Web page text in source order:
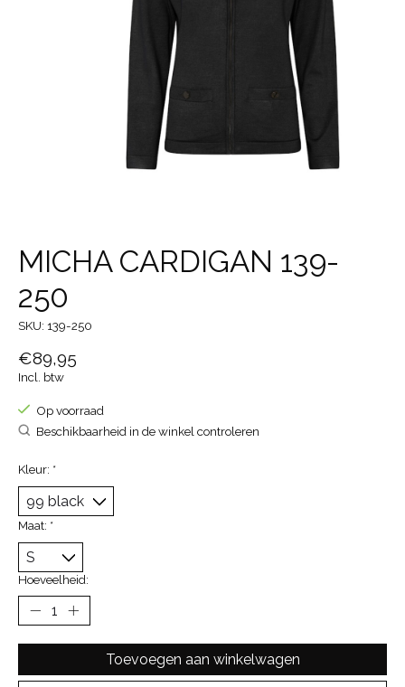
MICHA CARDIGAN 139-
250
SKU: 139-250
€89,95
Incl. btw
Op voorraad
Beschikbaarheid in de winkel controleren
Kleur: *
Maat: *
Hoeveelheid:
Toevoegen aan winkelwagen